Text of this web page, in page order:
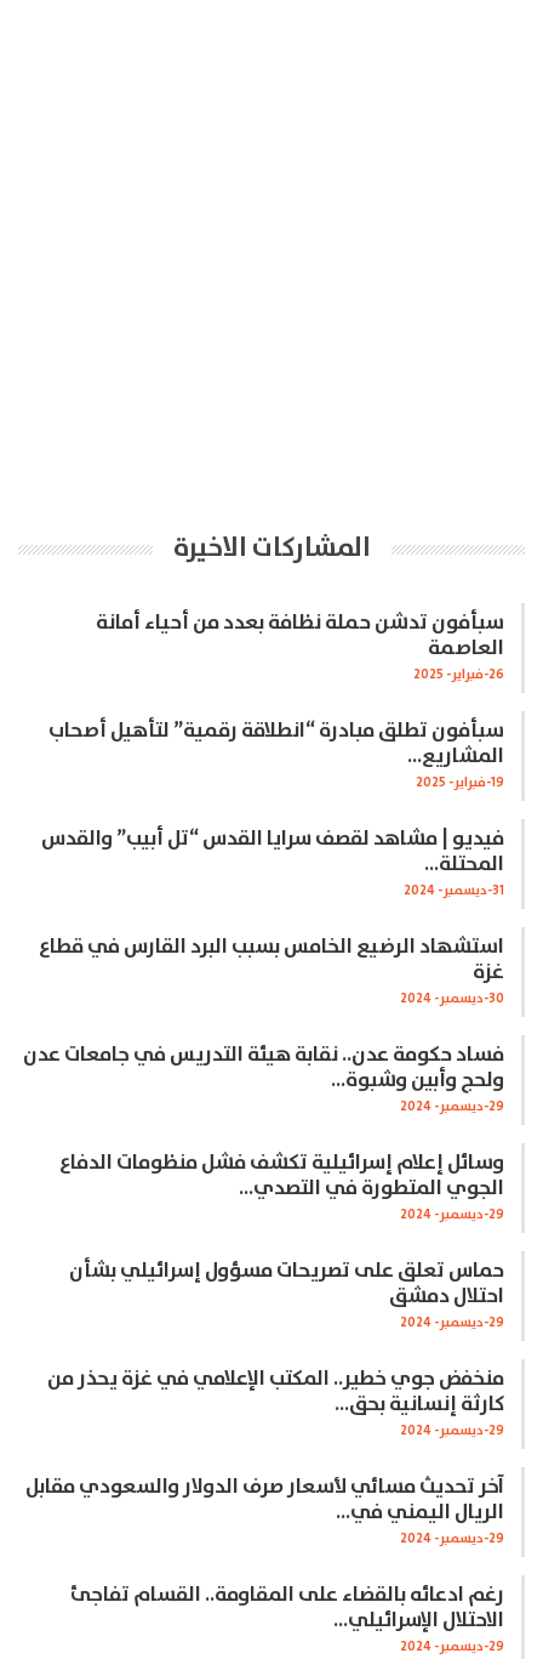
المشاركات الاخيرة
سبأفون تدشن حملة نظافة بعدد من أحياء أمانة
العاصمة
26-فبراير- 2025
سبأفون تطلق مبادرة “انطلاقة رقمية” لتأهيل أصحاب
المشاريع…
19-فبراير- 2025
فيديو | مشاهد لقصف سرايا القدس “تل أبيب” والقدس
المحتلة…
31-ديسمبر- 2024
استشهاد الرضيع الخامس بسبب البرد القارس في قطاع
غزة
30-ديسمبر- 2024
فساد حكومة عدن.. نقابة هيئة التدريس في جامعات عدن
ولحج وأبين وشبوة…
29-ديسمبر- 2024
وسائل إعلام إسرائيلية تكشف فشل منظومات الدفاع
الجوي المتطورة في التصدي…
29-ديسمبر- 2024
حماس تعلق على تصريحات مسؤول إسرائيلي بشأن
احتلال دمشق
29-ديسمبر- 2024
منخفض جوي خطير.. المكتب الإعلامي في غزة يحذر من
كارثة إنسانية بحق…
29-ديسمبر- 2024
آخر تحديث مسائي لأسعار صرف الدولار والسعودي مقابل
الريال اليمني في…
29-ديسمبر- 2024
رغم ادعائه بالقضاء على المقاومة.. القسام تفاجئ
الاحتلال الإسرائيلي…
29-ديسمبر- 2024